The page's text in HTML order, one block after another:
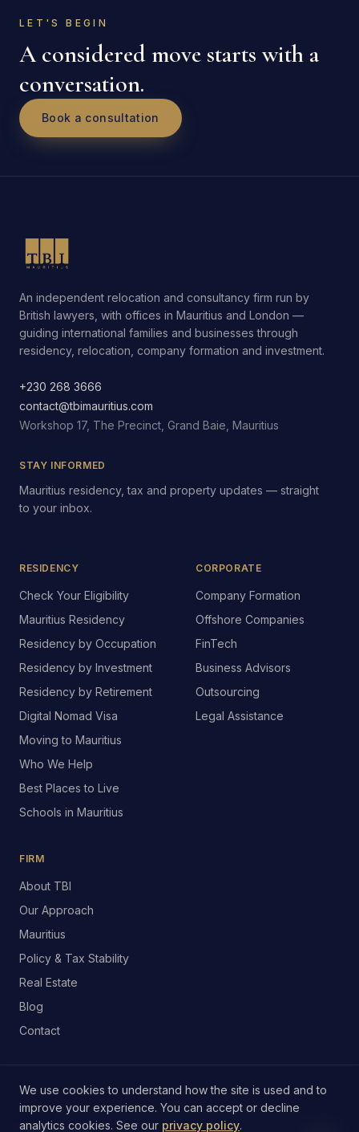
LET'S BEGIN
A considered move starts with a
conversation.
Book a consultation
An independent relocation and consultancy firm run by
British lawyers, with offices in Mauritius and London —
guiding international families and businesses through
residency, relocation, company formation and investment.
+230 268 3666
contact@tbimauritius.com
Workshop 17, The Precinct, Grand Baie, Mauritius
STAY INFORMED
Mauritius residency, tax and property updates — straight
to your inbox.
RESIDENCY
Check Your Eligibility
Mauritius Residency
Residency by Occupation
Residency by Investment
Residency by Retirement
Moving to Mauritius
Who We Help
Best Places to Live
Schools in Mauritius
CORPORATE
Company Formation
FIRM
About TBI
Our Approach
Real Estate
Blog
Call us
Email
contact@tbimauritius.com
We use cookies to understand how the site is used and to
improve your experience. You can accept or decline
analytics cookies. See our privacy policy.